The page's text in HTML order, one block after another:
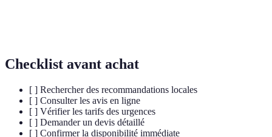
Checklist avant achat
[ ] Rechercher des recommandations locales
[ ] Consulter les avis en ligne
[ ] Vérifier les tarifs des urgences
[ ] Demander un devis détaillé
[ ] Confirmer la disponibilité immédiate